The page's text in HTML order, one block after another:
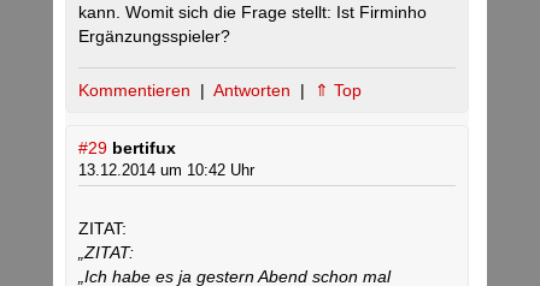
kann. Womit sich die Frage stellt: Ist Firminho
Ergänzungsspieler?
Kommentieren | Antworten | ⇑ Top
#29 bertifux
13.12.2014 um 10:42 Uhr
ZITAT:
„ZITAT:
„Ich habe es ja gestern Abend schon mal